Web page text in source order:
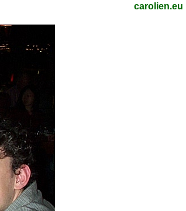
carolien.eu